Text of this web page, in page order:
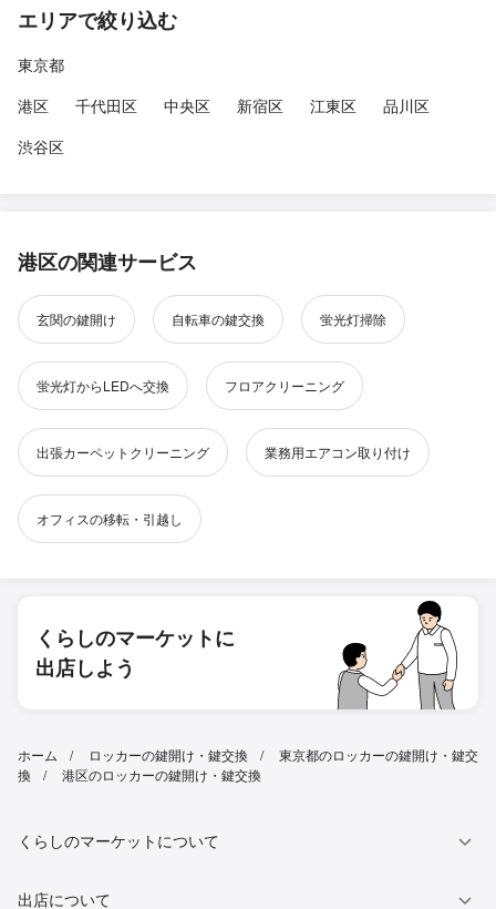
エリアで絞り込む
東京都
港区
千代田区 中央区 新宿区 江東区
品川区
渋谷区
港区の関連サービス
玄関の鍵開け 自転車の鍵交換 蛍光灯掃除
蛍光灯からLEDへ交換 フロアクリーニング
出張カーペットクリーニング 業務用エアコン取り付け
オフィスの移転・引越し
くらしのマーケットに
出店しよう
ホーム ロッカーの鍵開け・鍵交換
東京都のロッカーの鍵開け・鍵交
換
港区のロッカーの鍵開け・鍵交換
くらしのマーケットについて
出店について